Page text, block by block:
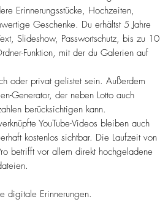
Erinnerungsstücke, Hochzeiten,
Geschenke. Du erhältst 5 Jahre
Slideshow, Passwortschutz, bis zu 10
Funktion, mit der du Galerien auf
oder privat gelistet sein. Außerdem
Generator, der neben Lotto auch
berücksichtigen kann.
YouTube-Videos bleiben auch
kostenlos sichtbar. Die Laufzeit von
betrifft vor allem direkt hochgeladene
digitale Erinnerungen.